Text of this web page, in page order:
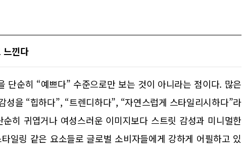
느낀다
단순히 “예쁘다” 수준으로만 보는 것이 아니라는 점이다. 많은
성을 “힙하다”, “트렌디하다”, “자연스럽게 스타일리시하다”라
히 귀엽거나 여성스러운 이미지보다 스트릿 감성과 미니멀한
일링 같은 요소들로 글로벌 소비자들에게 강하게 어필하고 있